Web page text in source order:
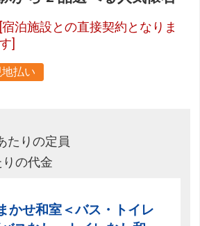
[宿泊施設との直接契約となりま
す]
払い
たりの定員
の代金
かせ和室＜バス・トイレ